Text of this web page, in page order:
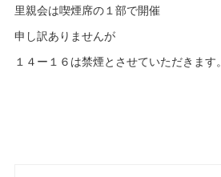
里親会は喫煙席の１部で開催
申し訳ありませんが
１４ー１６は禁煙とさせていただきます。